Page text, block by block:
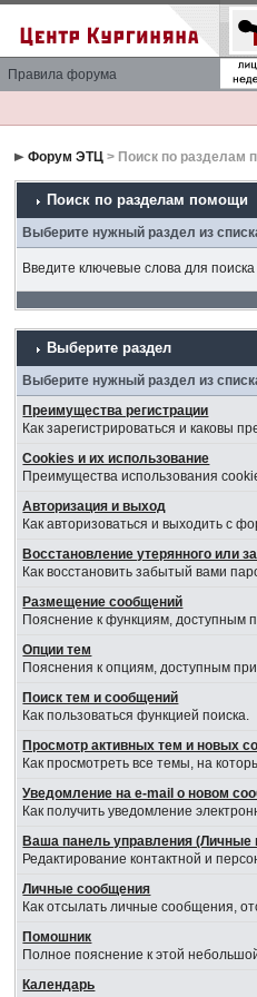
Правила форума
Форум ЭТЦ > Поиск по разделам
Поиск по разделам помощи
Выберите нужный раздел из
Введите ключевые слова для поиска
Выберите раздел
Выберите нужный раздел из
Преимущества регистрации
Как зарегистрироваться и каковы
Cookies и их использование
Преимущества использования
Авторизация и выход
Как авторизоваться и выходить с
Восстановление утерянного или
Как восстановить забытый вами
Размещение сообщений
Пояснение к функциям,
Опции тем
Пояснения к опциям, доступным
Поиск тем и сообщений
Как пользоваться функцией поиска.
Просмотр активных тем и новых
Как просмотреть все темы, на
Уведомление на е-mail о новом
Как получить уведомление
Ваша панель управления (Личные
Редактирование контактной и
Личные сообщения
Как отсылать личные сообщения,
Помошник
Полное пояснение к этой
Календарь